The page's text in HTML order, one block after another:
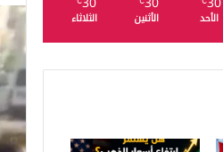
الأحد الأثنين الثلاثاء